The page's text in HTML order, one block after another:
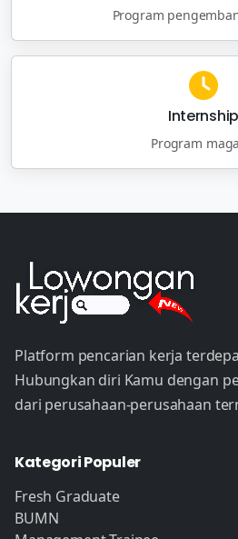
Program
Internship
Program
Platform pencarian kerja
Hubungkan diri Kamu dengan
dari perusahaan-perusahaan
Kategori Populer
Fresh Graduate
BUMN